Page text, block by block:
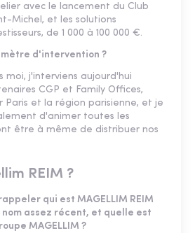
avec le lancement du Club
Michel, et les solutions
de 1 000 à 100 000 €.
d'intervention ?
moi, j'interviens aujourd'hui
CGP et Family Offices,
Paris et la région parisienne, et je
d'animer toutes les
être à même de distribuer nos
REIM ?
qui est MAGELLIM REIM
assez récent, et quelle est
MAGELLIM ?